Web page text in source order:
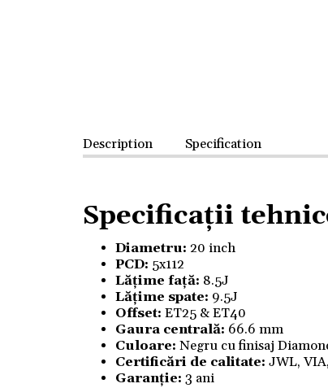
Description Specification
Specificații
Diametru: 20 inch
PCD: 5x112
Lățime față: 8.5J
Lățime spate: 9.5J
Offset: ET25 & ET40
Gaura centrală: 66.6 mm
Culoare: Negru cu finisaj
Certificări de calitate: JWL,
Garanție: 3 ani